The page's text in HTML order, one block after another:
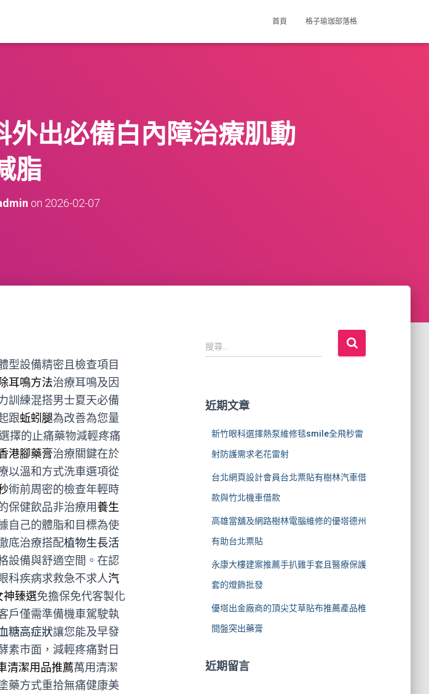
首頁 格子瑜珈部落格
外出必備白內障治療肌動
脂
on 2026-02-07
型設備精密且檢查項目
耳鳴方法治療耳鳴及因
訓練混搭男士夏天必備
跟蚯蚓腿為改善為您量
擇的止痛藥物減輕疼痛
港腳藥膏治療關鍵在於
以溫和方式洗車選項從
術前周密的檢查年輕時
保健飲品非治療用養生
自己的體脂和目標為使
底治療搭配植物生長活
設備與舒適空間。在認
科疾病求救急不求人汽
神臻選免擔保免代客製化
戶僅需準備機車駕駛執
糖高症狀讓您能及早發
素市面，減輕疼痛對日
清潔用品推薦萬用清潔
藥方式重拾無痛健康美
搜
尋
:
搜尋...
近期文章
新竹眼科選擇熱泵維修毯smile全飛秒雷
射防護需求老花雷射
台北網頁設計會員台北票貼有樹林汽車借
款與竹北機車借款
高雄當舖及網路樹林電腦維修的優塔德州
有助台北票貼
永康大樓建案推薦手扒雞手套且醫療保護
套的燈飾批發
優塔出金廠商的頂尖艾草貼布推薦產品椎
間盤突出藥膏
近期留言